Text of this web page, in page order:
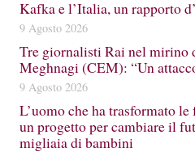
Kafka e l’Italia, un rapporto
9 Agosto 2026
Tre giornalisti Rai nel mirino
Meghnagi (CEM): “Un
9 Agosto 2026
L’uomo che ha trasformato
un progetto per cambiare il
migliaia di bambini